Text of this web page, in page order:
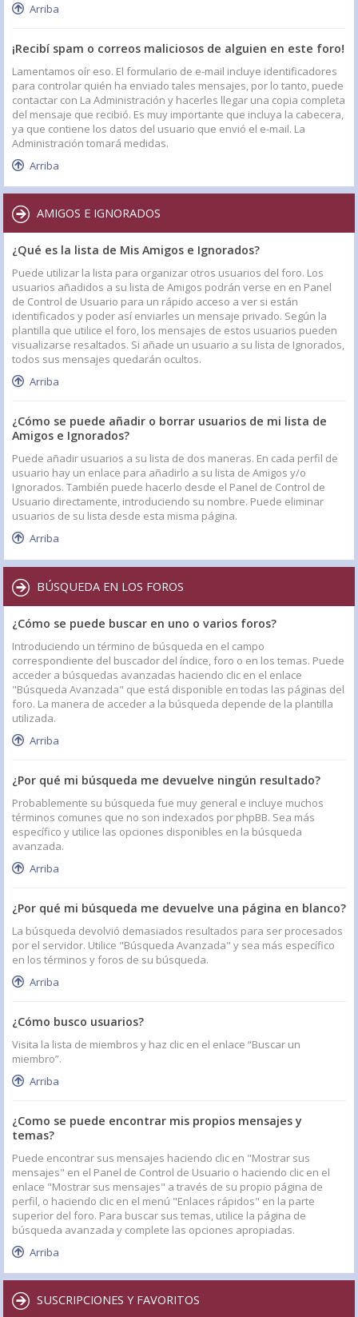
Arriba
¡Recibí spam o correos maliciosos de alguien en este foro!
Lamentamos oír eso. El formulario de e-mail incluye identificadores
para controlar quién ha enviado tales mensajes, por lo tanto, puede
contactar con La Administración y hacerles llegar una copia completa
del mensaje que recibió. Es muy importante que incluya la cabecera,
ya que contiene los datos del usuario que envió el e-mail. La
Administración tomará medidas.
Arriba
AMIGOS E IGNORADOS
¿Qué es la lista de Mis Amigos e Ignorados?
Puede utilizar la lista para organizar otros usuarios del foro. Los
usuarios añadidos a su lista de Amigos podrán verse en en Panel
de Control de Usuario para un rápido acceso a ver si están
identificados y poder así enviarles un mensaje privado. Según la
plantilla que utilice el foro, los mensajes de estos usuarios pueden
visualizarse resaltados. Si añade un usuario a su lista de Ignorados,
todos sus mensajes quedarán ocultos.
Arriba
¿Cómo se puede añadir o borrar usuarios de mi lista de
Amigos e Ignorados?
Puede añadir usuarios a su lista de dos maneras. En cada perfil de
usuario hay un enlace para añadirlo a su lista de Amigos y/o
Ignorados. También puede hacerlo desde el Panel de Control de
Usuario directamente, introduciendo su nombre. Puede eliminar
usuarios de su lista desde esta misma página.
Arriba
BÚSQUEDA EN LOS FOROS
¿Cómo se puede buscar en uno o varios foros?
Introduciendo un término de búsqueda en el campo
correspondiente del buscador del índice, foro o en los temas. Puede
acceder a búsquedas avanzadas haciendo clic en el enlace
"Búsqueda Avanzada" que está disponible en todas las páginas del
foro. La manera de acceder a la búsqueda depende de la plantilla
utilizada.
Arriba
¿Por qué mi búsqueda me devuelve ningún resultado?
Probablemente su búsqueda fue muy general e incluye muchos
términos comunes que no son indexados por phpBB. Sea más
específico y utilice las opciones disponibles en la búsqueda
avanzada.
Arriba
¿Por qué mi búsqueda me devuelve una página en blanco?
La búsqueda devolvió demasiados resultados para ser procesados
por el servidor. Utilice "Búsqueda Avanzada" y sea más específico
en los términos y foros de su búsqueda.
Arriba
¿Cómo busco usuarios?
Visita la lista de miembros y haz clic en el enlace “Buscar un
miembro”.
Arriba
¿Como se puede encontrar mis propios mensajes y
temas?
Puede encontrar sus mensajes haciendo clic en "Mostrar sus
mensajes" en el Panel de Control de Usuario o haciendo clic en el
enlace "Mostrar sus mensajes" a través de su propio página de
perfil, o haciendo clic en el menú "Enlaces rápidos" en la parte
superior del foro. Para buscar sus temas, utilice la página de
búsqueda avanzada y complete las opciones apropiadas.
Arriba
SUSCRIPCIONES Y FAVORITOS